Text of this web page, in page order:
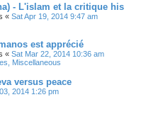
- L'islam et la critique his
« Sat Apr 19, 2014 9:47 am
est apprécié
« Sat Mar 22, 2014 10:36 am
Miscellaneous
versus peace
2014 1:26 pm